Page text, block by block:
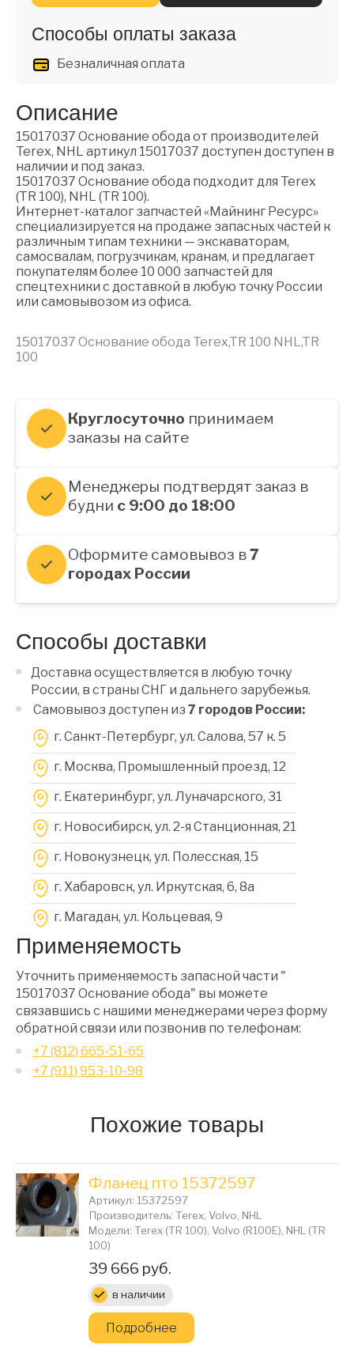
Способы оплаты заказа
Безналичная оплата
Описание
15017037 Основание обода от производителей
Terex, NHL артикул 15017037 доступен доступен в
наличии и под заказ.
15017037 Основание обода подходит для Terex
(TR 100), NHL (TR 100).
Интернет-каталог запчастей «Майнинг Ресурс»
специализируется на продаже запасных частей к
различным типам техники — экскаваторам,
самосвалам, погрузчикам, кранам, и предлагает
покупателям более 10 000 запчастей для
спецтехники с доставкой в любую точку России
или самовывозом из офиса.
15017037 Основание обода Terex,TR 100 NHL,TR
100
Круглосуточно принимаем
заказы на сайте
Менеджеры подтвердят заказ в
будни с 9:00 до 18:00
Оформите самовывоз в7
городах России
Способы доставки
Доставка осуществляется в любую точку
России, в страны СНГ и дальнего зарубежья.
Самовывоз доступен из 7 городов России:
г. Санкт-Петербург, ул. Салова, 57 к. 5
г. Москва, Промышленный проезд, 12
г. Екатеринбург, ул. Луначарского, 31
г. Новосибирск, ул. 2-я Станционная, 21
г. Новокузнецк, ул. Полесская, 15
г. Хабаровск, ул. Иркутская, 6, 8a
г. Магадан, ул. Кольцевая, 9
Применяемость
Уточнить применяемость запасной части "
15017037 Основание обода" вы можете
связавшись с нашими менеджерами через форму
обратной связи или позвонив по телефонам:
+7 (812) 665-51-65
+7 (911) 953-10-98
Похожие товары
Фланец пто 15372597
Артикул: 15372597
Производитель: Terex, Volvo, NHL
Модели: Terex (TR 100), Volvo (R100E), NHL (TR
100)
Цена:
39 666 руб.
в наличии
Подробнее